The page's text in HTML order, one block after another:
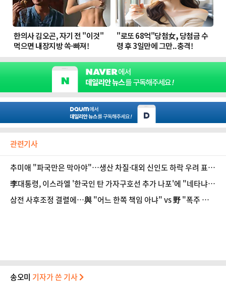
관련기사
추미애 "파국만은 막아야"…생산 차질·대외 신인도 하락 우려 표
명
李대통령, 이스라엘 '한국인 탄 가자구호선 추가 나포'에 "네타냐후
체포영장 검토"
삼전 사후조정 결렬에…與 "어느 한쪽 책임 아냐" vs 野 "폭주 멈춰
송오미 기자가 쓴 기사